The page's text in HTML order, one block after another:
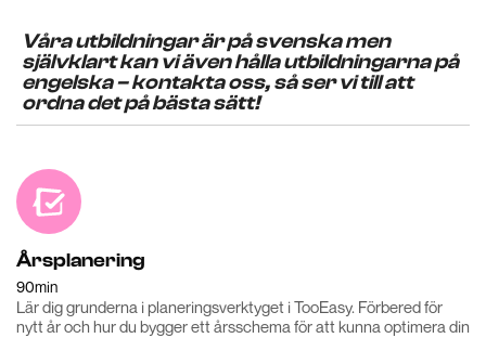
Våra utbildningar är på svenska men
självklart kan vi även hålla utbildningarna på
engelska – kontakta oss, så ser vi till att
ordna det på bästa sätt!
Årsplanering
90min
Lär dig grunderna i planeringsverktyget i TooEasy. Förbered för
nytt år och hur du bygger ett årsschema för att kunna optimera din